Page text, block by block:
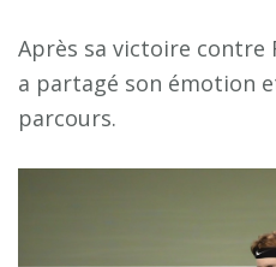
Après sa victoire contre
a partagé son émotion
parcours.